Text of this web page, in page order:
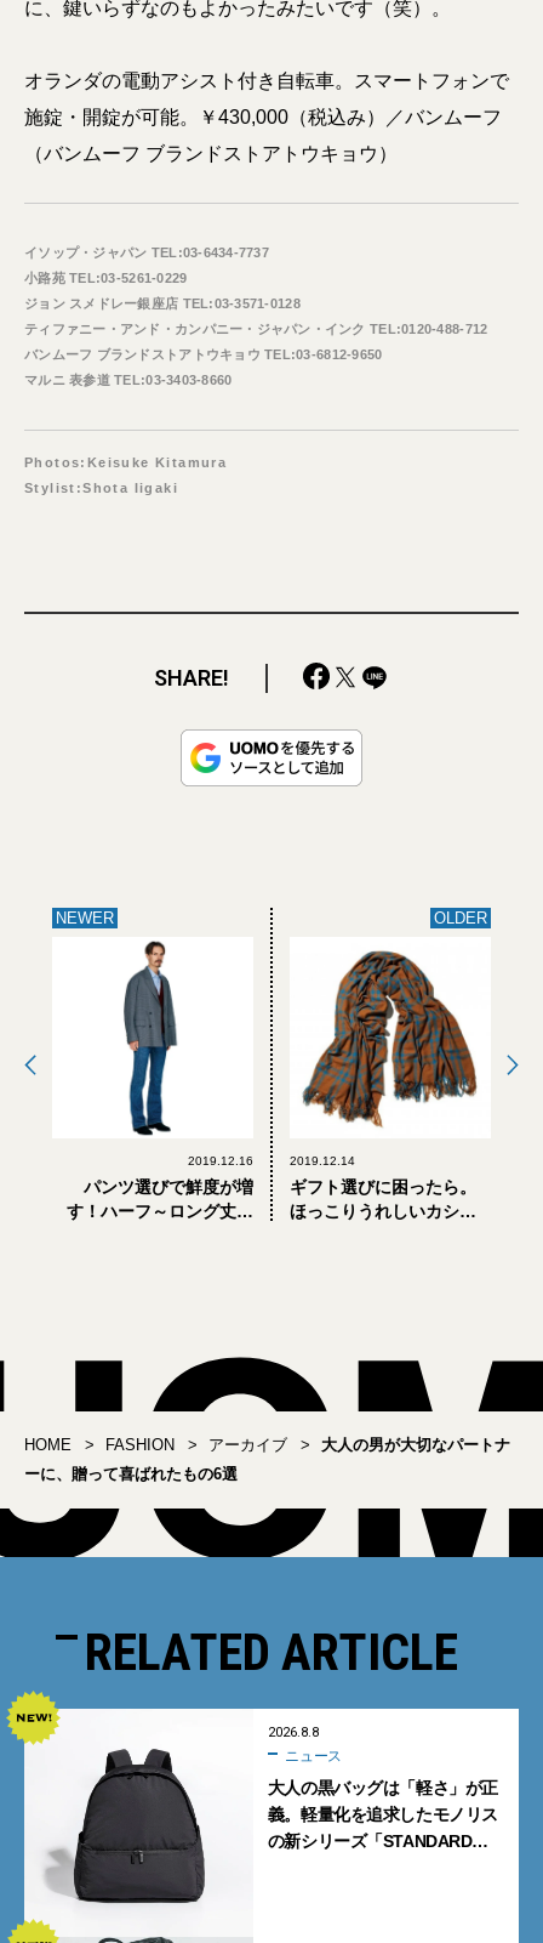
に、鍵いらずなのもよかったみたいです（笑）。
オランダの電動アシスト付き自転車。スマートフォンで
施錠・開錠が可能。￥430,000（税込み）／バンムーフ
（バンムーフ ブランドストアトウキョウ）
イソップ・ジャパン TEL:03-6434-7737
小路苑 TEL:03-5261-0229
ジョン スメドレー銀座店 TEL:03-3571-0128
ティファニー・アンド・カンパニー・ジャパン・インク TEL:0120-488-712
バンムーフ ブランドストアトウキョウ TEL:03-6812-9650
マルニ 表参道 TEL:03-3403-8660
Photos:Keisuke Kitamura
Stylist:Shota Iigaki
SHARE!
NEWER
2019.12.16
パンツ選びで鮮度が増
す！ハーフ～ロング丈ア
OLDER
2019.12.14
ギフト選びに困ったら。
ほっこりうれしいカシミ
HOME FASHION アーカイブ
大人の男が大切なパートナ
ーに、贈って喜ばれたもの6選
RELATED ARTICLE
2026.8.8
ニュース
大人の黒バッグは「軽さ」が正
義。軽量化を追求したモノリス
の新シリーズ「STANDARD